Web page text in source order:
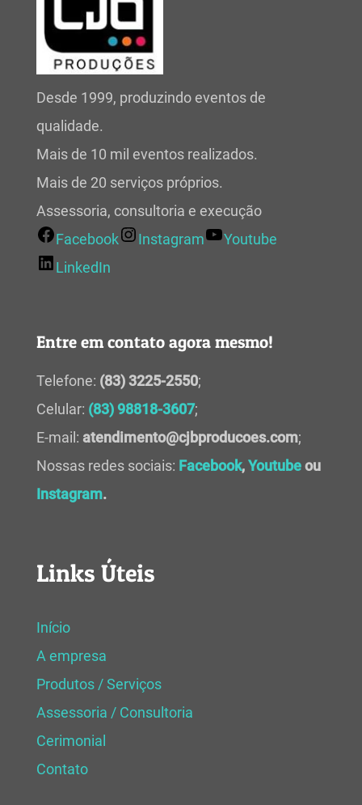
Desde 1999, produzindo eventos de
qualidade.
Mais de 10 mil eventos realizados.
Mais de 20 serviços próprios.
Assessoria, consultoria e execução
Facebook
Instagram
Youtube
LinkedIn
Entre em contato agora mesmo!
Telefone: (83) 3225-2550;
Celular: (83) 98818-3607;
E-mail: atendimento@cjbproducoes.com;
Nossas redes sociais: Facebook,Youtubeou
Instagram.
Links Úteis
Início
A empresa
Produtos / Serviços
Assessoria / Consultoria
Cerimonial
Contato